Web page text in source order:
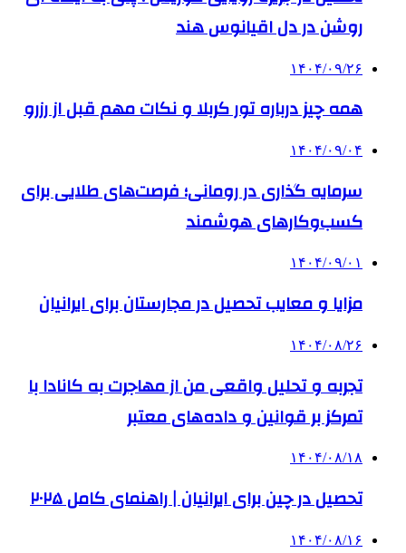
روشن در دل اقیانوس ‌هند
۱۴۰۴/۰۹/۲۶
همه چیز درباره تور کربلا و نکات مهم قبل از رزرو
۱۴۰۴/۰۹/۰۴
سرمایه گذاری در رومانی؛ فرصت‌های طلایی برای
کسب‌وکارهای هوشمند
۱۴۰۴/۰۹/۰۱
مزایا و معایب تحصیل در مجارستان برای ایرانیان
۱۴۰۴/۰۸/۲۶
تجربه و تحلیل واقعی من از مهاجرت به کانادا با
تمرکز بر قوانین و داده‌های معتبر
۱۴۰۴/۰۸/۱۸
تحصیل در چین برای ایرانیان | راهنمای کامل ۲۰۲۵
۱۴۰۴/۰۸/۱۶